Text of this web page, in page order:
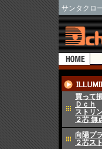
サンタクロ
買って
Ｄｃｈ
ストリ
２芯 無
向陽プ
２芯ス